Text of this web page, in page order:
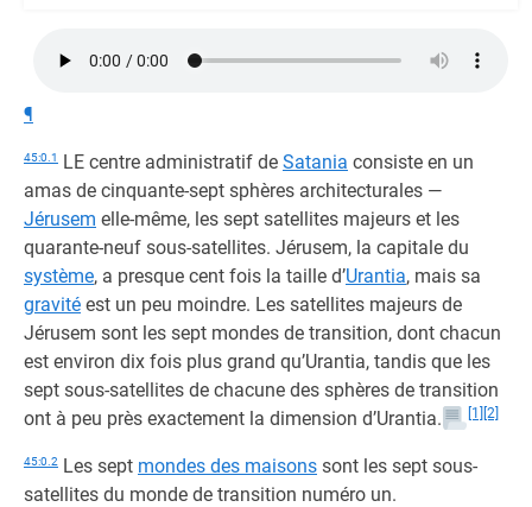
¶
45:0.1 LE centre administratif de Satania consiste en un
amas de cinquante-sept sphères architecturales —
Jérusem elle-même, les sept satellites majeurs et les
quarante-neuf sous-satellites. Jérusem, la capitale du
système, a presque cent fois la taille d’Urantia, mais sa
gravité est un peu moindre. Les satellites majeurs de
Jérusem sont les sept mondes de transition, dont chacun
est environ dix fois plus grand qu’Urantia, tandis que les
sept sous-satellites de chacune des sphères de transition
ont à peu près exactement la dimension d’Urantia.
[1] [2]
45:0.2 Les sept mondes des maisons sont les sept sous-
satellites du monde de transition numéro un.